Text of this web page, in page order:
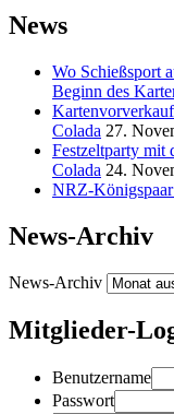
News
Wo Schießsport
Beginn des
Colada 27.
Festzeltparty mit
Colada 24.
NRZ-
News-Archiv
News-Archiv
Mitglieder-
Benutzername
Passwort